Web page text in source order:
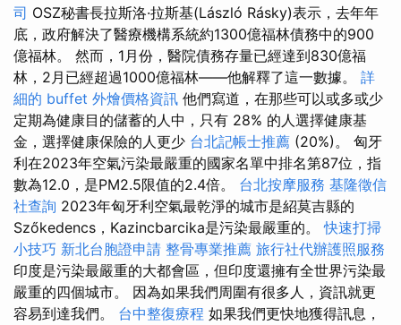
司 OSZ秘書長拉斯洛·拉斯基(László Rásky)表示，去年年
底，政府解決了醫療機構系統約1300億福林債務中的900
億福林。 然而，1月份，醫院債務存量已經達到830億福
林，2月已經超過1000億福林——他解釋了這一數據。 詳
細的 buffet 外燴價格資訊 他們寫道，在那些可以或多或少
定期為健康目的儲蓄的人中，只有 28% 的人選擇健康基
金，選擇健康保險的人更少 台北記帳士推薦 (20%)。 匈牙
利在2023年空氣污染最嚴重的國家名單中排名第87位，指
數為12.0，是PM2.5限值的2.4倍。 台北按摩服務 基隆徵信
社查詢 2023年匈牙利空氣最乾淨的城市是紹莫吉縣的
Szőkedencs，Kazincbarcika是污染最嚴重的。快速打掃
小技巧 新北台胞證申請 整骨專業推薦 旅行社代辦護照服務
印度是污染最嚴重的大都會區，但印度還擁有全世界污染最
嚴重的四個城市。 因為如果我們周圍有很多人，資訊就更
容易到達我們。 台中整復療程 如果我們更快地獲得訊息，